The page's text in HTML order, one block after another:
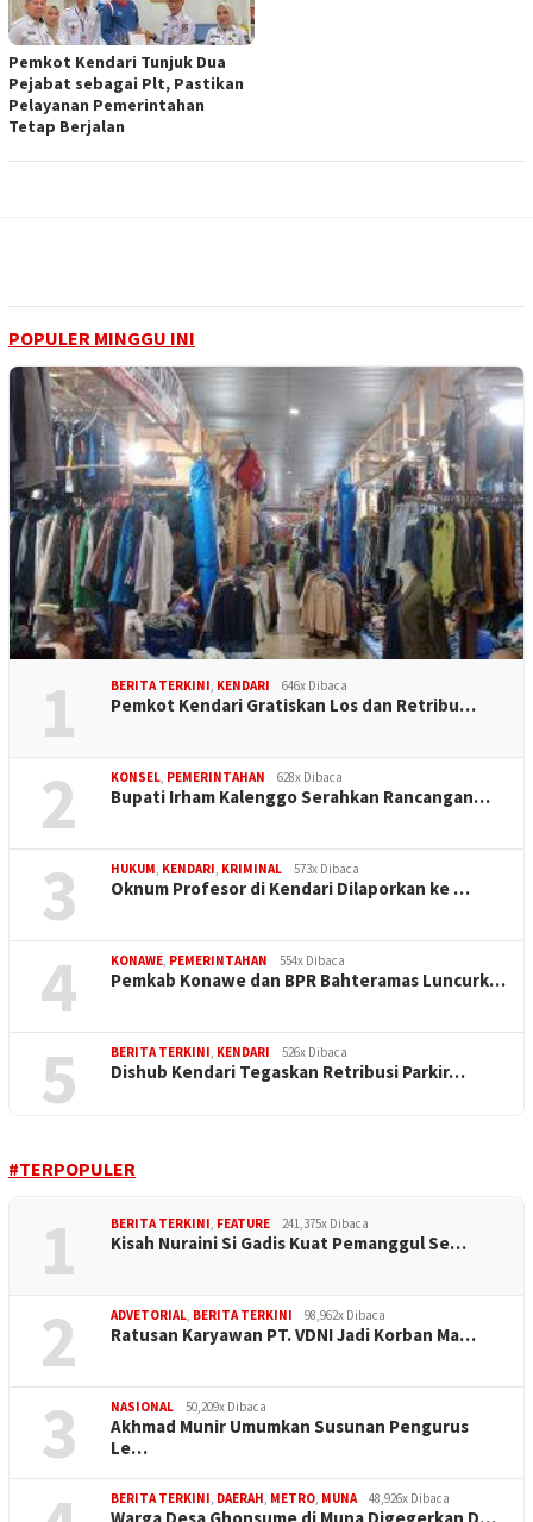
Pemkot Kendari Tunjuk Dua
Pejabat sebagai Plt, Pastikan
Pelayanan Pemerintahan
Tetap Berjalan
POPULER MINGGU INI
1 BERITA TERKINI KENDARI 646x Dibaca
Pemkot Kendari Gratiskan Los dan Retribu…
2 KONSEL PEMERINTAHAN 628x Dibaca
Bupati Irham Kalenggo Serahkan Rancangan…
3 HUKUM KENDARI KRIMINAL 573x Dibaca
Oknum Profesor di Kendari Dilaporkan ke …
4 KONAWE PEMERINTAHAN 554x Dibaca
Pemkab Konawe dan BPR Bahteramas Luncurk…
5 BERITA TERKINI KENDARI 526x Dibaca
Dishub Kendari Tegaskan Retribusi Parkir…
#TERPOPULER
1 BERITA TERKINI FEATURE 241,375x Dibaca
Kisah Nuraini Si Gadis Kuat Pemanggul Se…
2 ADVETORIAL BERITA TERKINI 98,962x Dibaca
Ratusan Karyawan PT. VDNI Jadi Korban Ma…
3 NASIONAL 50,209x Dibaca
Akhmad Munir Umumkan Susunan Pengurus
Le…
BERITA TERKINI DAERAH METRO MUNA 48,926x Dibaca
Warga Desa Ghonsume di Muna Digegerkan D…